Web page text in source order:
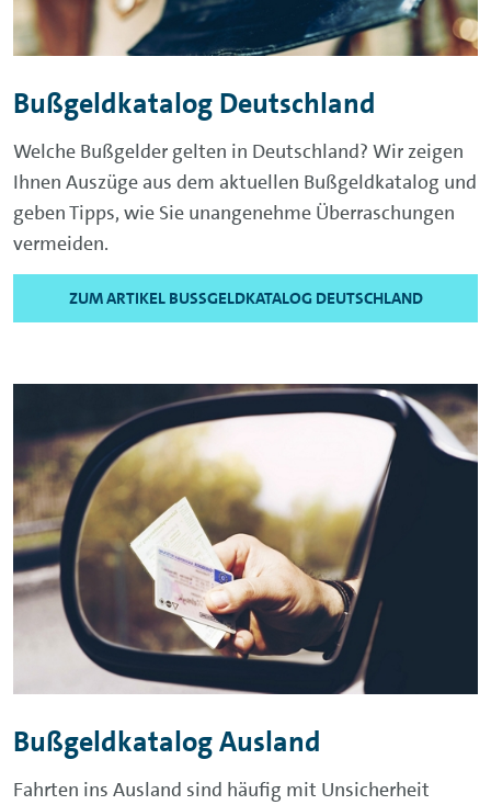
Bußgeldkatalog Deutschland
Welche Bußgelder gelten in Deutschland? Wir zeigen
Ihnen Auszüge aus dem aktuellen Bußgeldkatalog und
geben Tipps, wie Sie unangenehme Überraschungen
vermeiden.
ZUM ARTIKEL BUSSGELDKATALOG DEUTSCHLAND
Bußgeldkatalog Ausland
Fahrten ins Ausland sind häufig mit Unsicherheit